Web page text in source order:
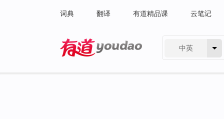
词典 翻译 有道精品课 云笔记
中英